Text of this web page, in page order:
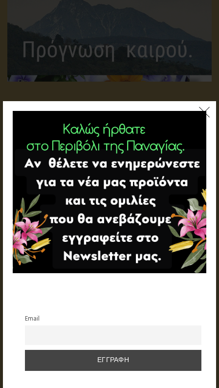
Email